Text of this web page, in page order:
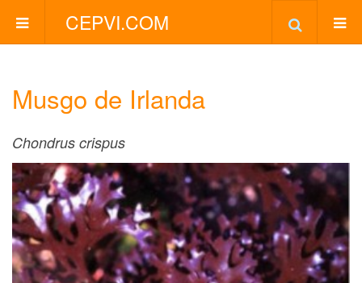
CEPVI.COM
Musgo de Irlanda
Chondrus crispus